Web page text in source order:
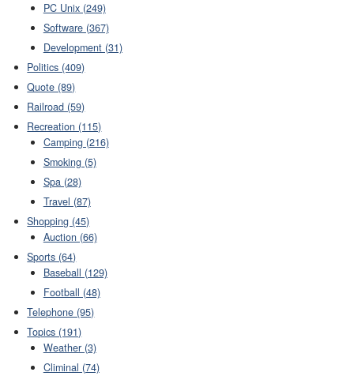
PC Unix (249)
Software (367)
Development (31)
Politics (409)
Quote (89)
Railroad (59)
Recreation (115)
Camping (216)
Smoking (5)
Spa (28)
Travel (87)
Shopping (45)
Auction (66)
Sports (64)
Baseball (129)
Football (48)
Telephone (95)
Topics (191)
Weather (3)
Climinal (74)